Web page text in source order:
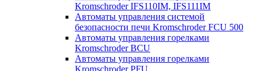
Kromschroder IFS110IM, IFS111IM
Автоматы управления системой
безопасности печи Kromschroder FCU 500
Автоматы управления горелками
Kromschroder BCU
Автоматы управления горелками
Kromschroder PFU